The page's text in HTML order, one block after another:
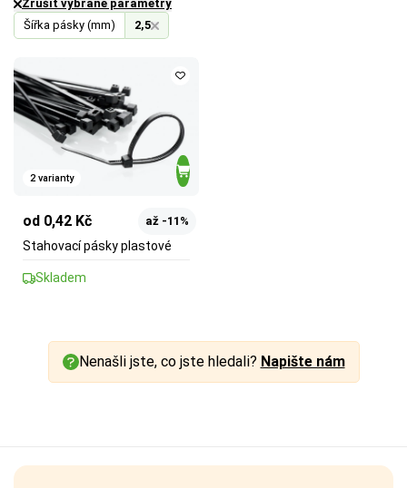
Šířka pásky (mm) 2,5
Zrušit vybrané parametry
2 varianty
od 0,42 Kč až -11%
Stahovací pásky plastové
Skladem
Nenašli jste, co jste hledali? Napište nám